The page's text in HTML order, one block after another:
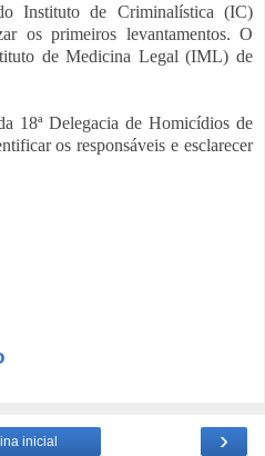
Instituto de Criminalística (IC)
os primeiros levantamentos. O
de Medicina Legal (IML) de
18ª Delegacia de Homicídios de
os responsáveis e esclarecer
›
inicial